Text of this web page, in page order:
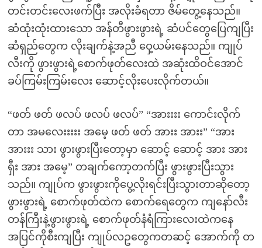
တင်းတင်းလေးဖက်ပြီး အလိုးခံရတာ ဇိမ်တွေ့နေသည်။
ဆံထုံးထုံးထားသော အန်တီဖွားဖွားရဲ့ ဆံပင်တွေပြေကျပြီး
ဆံရှည်တွေက လိုးချက်နဲ့အညီ ဝှေ့ယမ်းနေသည်။ ကျုပ်
လီးကို ဖွားဖွားရဲ့စောက်ဖုတ်လေးထဲ အဆုံးထိဝင်အောင်
ခပ်ကြမ်းကြမ်းလေး ဆောင့်လိုးပေးလိုက်တယ်။
“ဖတ် ဖတ် ဖလပ် ဖလပ် ဖလပ်” “အားးးး ကောင်းလိုက်
တာ အမလေးးးးး အမေ့ ဖတ် ဖတ် အားး အားး” “အား
အားးး သား ဖွားဖွားပြီးတော့မှာ ဆောင့် ဆောင့် အား အား
ရှီး အား အမေ့” တချက်ကော့တက်ပြီး ဖွားဖွားပြီးသွား
သည်။ ကျုပ်က ဖွားဖွားကိုပွေ့လိုးရင်းပြီးသွားတာဆိုတော့
ဖွားဖွားရဲ့ စောက်ဖုတ်ထဲက စောက်ရေတွေက ကျနော်လီး
တန်ကြီးနဲ့ဖွားဖွားရဲ့ စောက်ဖုတ်နံရံကြားလေးထဲကနေ
အပြင်ကိုစီးကျပြီး ကျုပ်လဥတွေကတဆင့် အောက်ကို တ